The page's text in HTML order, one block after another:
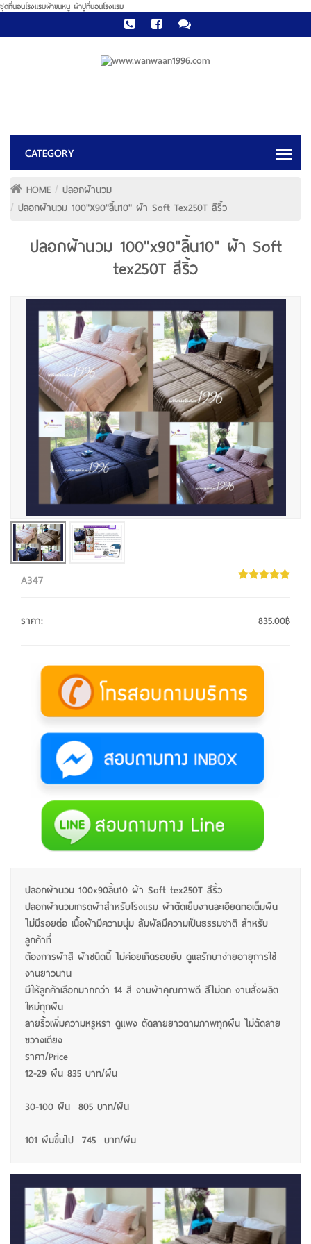
ชุดที่นอนโรงแรมผ้าขนหนู ผ้าปูที่นอนโรงแรม
HOME
ปลอกผ้านวม
ปลอกผ้านวม 100"x90"ลิ้น10" ผ้า Soft Tex250T สีริ้ว
ปลอกผ้านวม 100"x90"ลิ้น10" ผ้า Soft
tex250T สีริ้ว
A347
ราคา: 835.00฿
ปลอกผ้านวม 100x90ลิ้น10 ผ้า Soft tex250T สีริ้ว
ปลอกผ้านวมเกรดผ้าสำหรับโรงแรม ผ้าตัดเย็บงานละเอียดทอเต็มผืน
ไม่มีรอยต่อ เนื้อผ้ามีความนุ่ม สัมผัสมีความเป็นธรรมชาติ สำหรับ
ลูกค้าที่
ต้องการผ้าสี ผ้าชนิดนี้ ไม่ค่อยเกิดรอยยับ ดูแลรักษาง่ายอายุการใช้
งานยาวนาน
มีให้ลูกค้าเลือกมากกว่า 14 สี งานผ้าคุณภาพดี สีไม่ตก งานสั่งผลิต
ใหม่ทุกผืน
ลายริ้วเพิ่มความหรูหรา ดูแพง ตัดลายยาวตามภาพทุกผืน ไม่ตัดลาย
ขวางเตียง
ราคา/Price
12-29 ผืน 835 บาท/ผืน
30-100 ผืน 805 บาท/ผืน
101 ผืนขึ้นไป 745 บาท/ผืน